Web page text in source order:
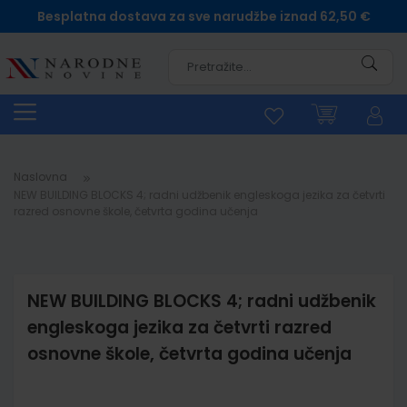
Besplatna dostava za sve narudžbe iznad 62,50 €
Naslovna
NEW BUILDING BLOCKS 4; radni udžbenik
engleskoga jezika za četvrti razred
osnovne škole, četvrta godina učenja